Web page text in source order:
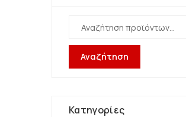
Αναζήτηση
Κατηγορίες